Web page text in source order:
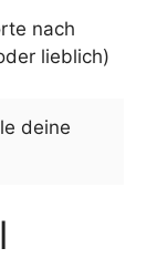
nach
lieblich)
deine